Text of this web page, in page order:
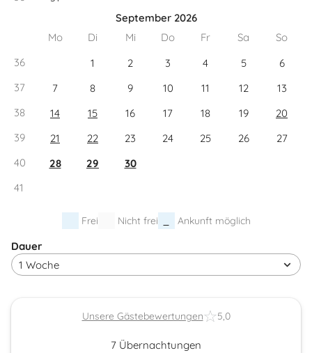
September 2026
Mo
Di Mi Do Fr Sa
So
36
1 2 3 4 5
6
37
7 8 9 10 11 12
13
38
14 15 16 17 18 19
20
39
21 22 23 24 25 26
27
40
28 29
30
41
Frei Nicht frei Ankunft möglich
Dauer
Unsere Gästebewertungen 5,0
7 Übernachtungen